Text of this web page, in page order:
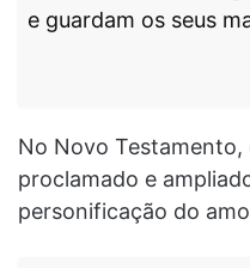
e guardam os seus
No Novo Testamento,
proclamado e
personificação do